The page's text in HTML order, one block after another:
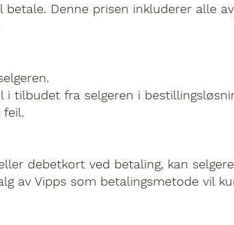
Denne prisen inkluderer alle
tilbudet fra selgeren i
debetkort ved betaling, kan
av Vipps som betalingsmetode vil